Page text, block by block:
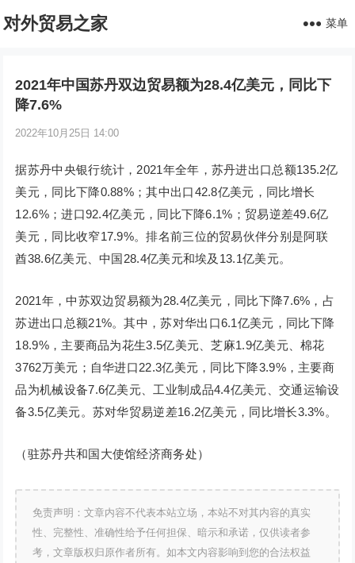
对外贸易之家 菜单
2021年中国苏丹双边贸易额为28.4亿美元，同比下
降7.6%
2022年10月25日 14:00
据苏丹中央银行统计，2021年全年，苏丹进出口总额135.2亿
美元，同比下降0.88%；其中出口42.8亿美元，同比增长
12.6%；进口92.4亿美元，同比下降6.1%；贸易逆差49.6亿
美元，同比收窄17.9%。排名前三位的贸易伙伴分别是阿联
酋38.6亿美元、中国28.4亿美元和埃及13.1亿美元。
2021年，中苏双边贸易额为28.4亿美元，同比下降7.6%，占
苏进出口总额21%。其中，苏对华出口6.1亿美元，同比下降
18.9%，主要商品为花生3.5亿美元、芝麻1.9亿美元、棉花
3762万美元；自华进口22.3亿美元，同比下降3.9%，主要商
品为机械设备7.6亿美元、工业制成品4.4亿美元、交通运输设
备3.5亿美元。苏对华贸易逆差16.2亿美元，同比增长3.3%。
（驻苏丹共和国大使馆经济商务处）
免责声明：文章内容不代表本站立场，本站不对其内容的真实
性、完整性、准确性给予任何担保、暗示和承诺，仅供读者参
考，文章版权归原作者所有。如本文内容影响到您的合法权益